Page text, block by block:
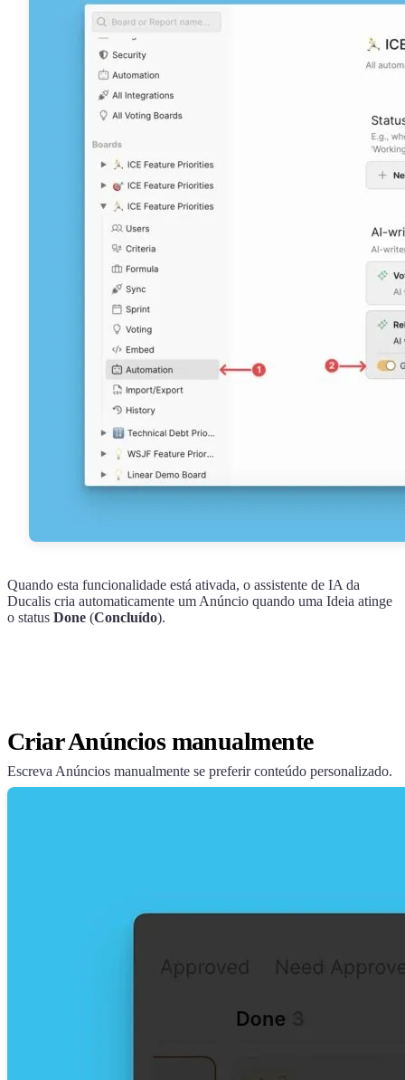
Quando esta funcionalidade está ativada, o assistente de IA da
Ducalis cria automaticamente um Anúncio quando uma Ideia atinge
o status Done (Concluído).
Criar Anúncios manualmente
Escreva Anúncios manualmente se preferir conteúdo personalizado.